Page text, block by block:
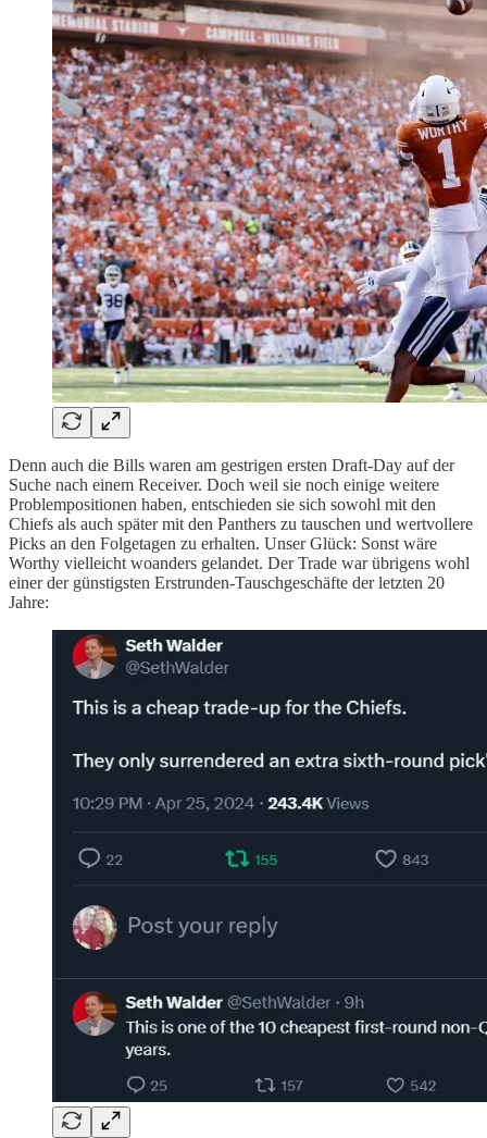
Denn auch die Bills waren am gestrigen ersten Draft-Day auf der
Suche nach einem Receiver. Doch weil sie noch einige weitere
Problempositionen haben, entschieden sie sich sowohl mit den
Chiefs als auch später mit den Panthers zu tauschen und wertvollere
Picks an den Folgetagen zu erhalten. Unser Glück: Sonst wäre
Worthy vielleicht woanders gelandet. Der Trade war übrigens wohl
einer der günstigsten Erstrunden-Tauschgeschäfte der letzten 20
Jahre: